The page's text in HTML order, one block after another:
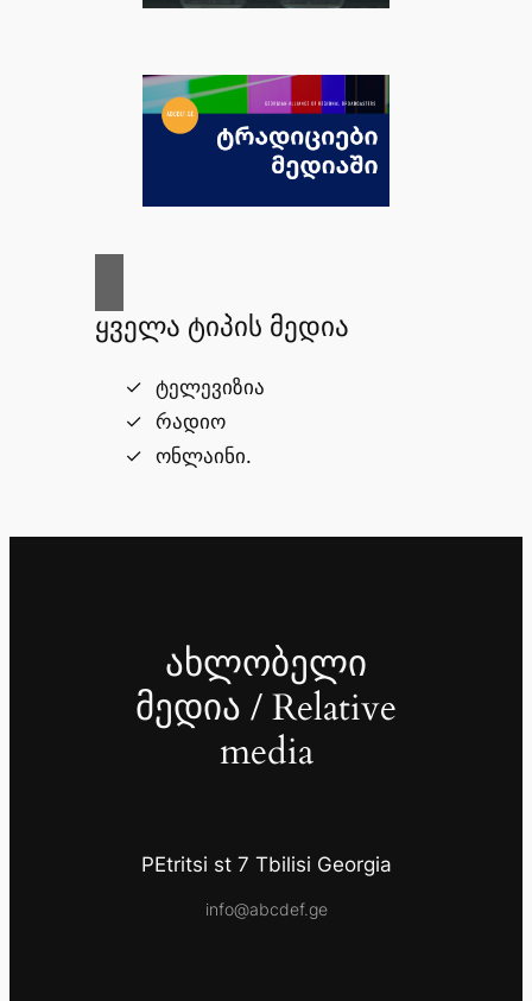
ყველა ტიპის მედია
ტელევიზია
რადიო
ონლაინი.
ახლობელი
მედია / Relative
media
PEtritsi st 7 Tbilisi Georgia
info@abcdef.ge